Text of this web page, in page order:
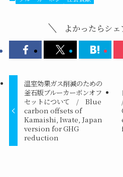
よかったらシェ
温室効果ガス削減のための
釜石版ブルーカーボンオフ
セットについて / Blue
carbon offsets of
Kamaishi, Iwate, Japan
version for GHG
reduction